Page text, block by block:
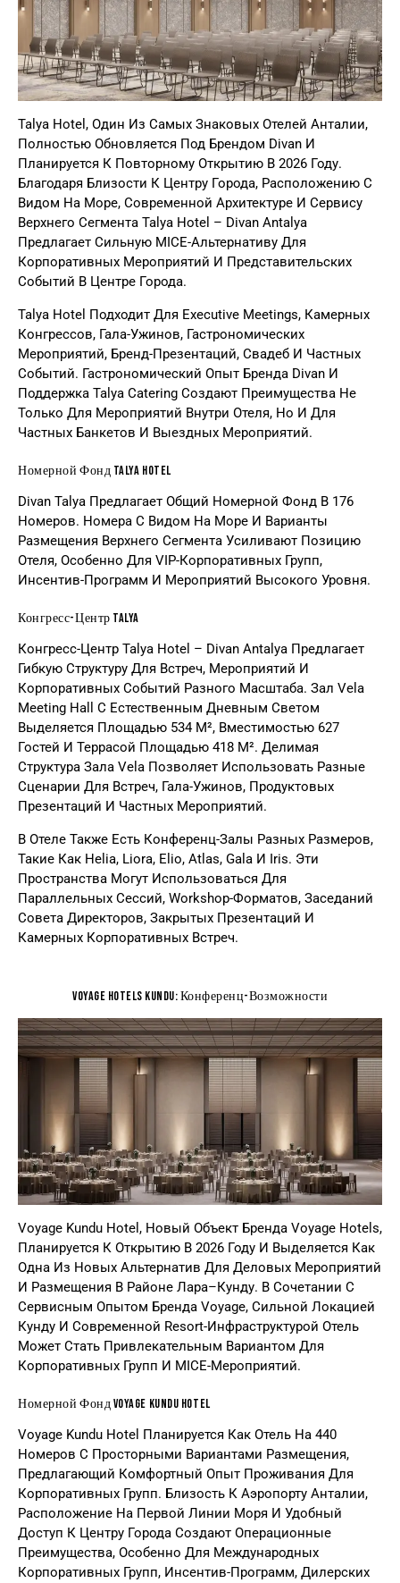
Talya Hotel, Один Из Самых Знаковых Отелей Анталии,
Полностью Обновляется Под Брендом Divan И
Планируется К Повторному Открытию В 2026 Году.
Благодаря Близости К Центру Города, Расположению С
Видом На Море, Современной Архитектуре И Сервису
Верхнего Сегмента Talya Hotel – Divan Antalya
Предлагает Сильную MICE-Альтернативу Для
Корпоративных Мероприятий И Представительских
Событий В Центре Города.
Talya Hotel Подходит Для Executive Meetings, Камерных
Конгрессов, Гала-Ужинов, Гастрономических
Мероприятий, Бренд-Презентаций, Свадеб И Частных
Событий. Гастрономический Опыт Бренда Divan И
Поддержка Talya Catering Создают Преимущества Не
Только Для Мероприятий Внутри Отеля, Но И Для
Частных Банкетов И Выездных Мероприятий.
Номерной Фонд Talya Hotel
Divan Talya Предлагает Общий Номерной Фонд В 176
Номеров. Номера С Видом На Море И Варианты
Размещения Верхнего Сегмента Усиливают Позицию
Отеля, Особенно Для VIP-Корпоративных Групп,
Инсентив-Программ И Мероприятий Высокого Уровня.
Конгресс-Центр Talya
Конгресс-Центр Talya Hotel – Divan Antalya Предлагает
Гибкую Структуру Для Встреч, Мероприятий И
Корпоративных Событий Разного Масштаба. Зал Vela
Meeting Hall С Естественным Дневным Светом
Выделяется Площадью 534 М², Вместимостью 627
Гостей И Террасой Площадью 418 М². Делимая
Структура Зала Vela Позволяет Использовать Разные
Сценарии Для Встреч, Гала-Ужинов, Продуктовых
Презентаций И Частных Мероприятий.
В Отеле Также Есть Конференц-Залы Разных Размеров,
Такие Как Helia, Liora, Elio, Atlas, Gala И Iris. Эти
Пространства Могут Использоваться Для
Параллельных Сессий, Workshop-Форматов, Заседаний
Совета Директоров, Закрытых Презентаций И
Камерных Корпоративных Встреч.
Voyage Hotels Kundu: Конференц-Возможности
Voyage Kundu Hotel, Новый Объект Бренда Voyage Hotels,
Планируется К Открытию В 2026 Году И Выделяется Как
Одна Из Новых Альтернатив Для Деловых Мероприятий
И Размещения В Районе Лара–Кунду. В Сочетании С
Сервисным Опытом Бренда Voyage, Сильной Локацией
Кунду И Современной Resort-Инфраструктурой Отель
Может Стать Привлекательным Вариантом Для
Корпоративных Групп И MICE-Мероприятий.
Номерной Фонд Voyage Kundu Hotel
Voyage Kundu Hotel Планируется Как Отель На 440
Номеров С Просторными Вариантами Размещения,
Предлагающий Комфортный Опыт Проживания Для
Корпоративных Групп. Близость К Аэропорту Анталии,
Расположение На Первой Линии Моря И Удобный
Доступ К Центру Города Создают Операционные
Преимущества, Особенно Для Международных
Корпоративных Групп, Инсентив-Программ, Дилерских